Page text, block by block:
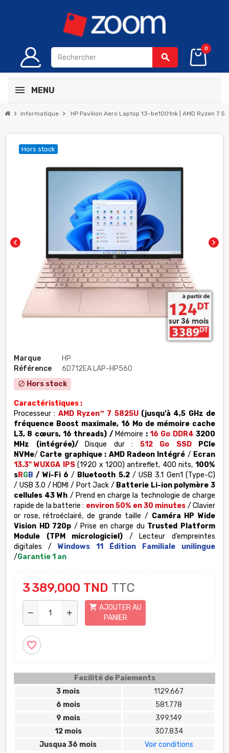
search
0
MENU
chevron_right Informatique chevron_right HP Pavilion Aero Laptop 13-be1001nk | AMD Ryzen 7
chevron_left chevron_right
Hors stock
Marque
HP
Référence
6D712EA LAP-HP560
block Hors stock
Caractéristiques :
Processeur : AMD Ryzen™ 7 5825U(jusqu’à 4,5 GHz de
fréquence Boost maximale, 16 Mo de mémoire cache
L3, 8 cœurs, 16 threads) / Mémoire : 16 Go DDR4 3200
MHz (intégrée)/Disque dur : 512 Go SSDPCIe
NVMe/ Carte graphique : AMD Radeon Intégré / Ecran
13.3" WUXGA IPS (1920 x 1200) antireflet, 400 nits, 100%
sRGB/ Wi-Fi 6 / Bluetooth 5.2/ USB 3.1 Gen1 (Type-C)
/ USB 3.0 / HDMI / Port Jack / Batterie Li-ion polymère 3
cellules 43 Wh / Prend en charge la technologie de charge
rapide de la batterie : environ 50% en 30 minutes /Clavier
or rose, rétroéclairé, de grande taille / Caméra HP Wide
Vision HD 720p / Prise en charge du Trusted Platform
Module
(TPM micrologiciel) /
Lecteur d’empreintes
digitales
/ Windows 11 Édition Familiale unilingue
/Garantie 1 an
3 389,000 TND TTC
remove add
shopping_cart AJOUTER AU
PANIER
favorite_border
Facilité de Paiements
3 mois
1129.667
6 mois
581.778
9 mois
399.149
12 mois
307.834
Jusqua 36 mois
Voir conditions